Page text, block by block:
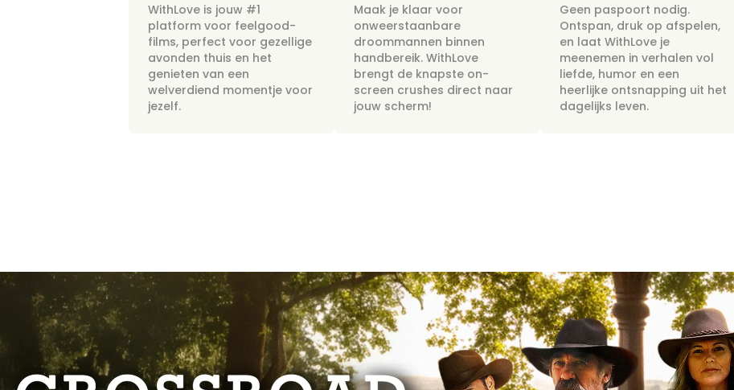
WithLove is jouw #1
platform voor feelgood-
films, perfect voor gezellige
avonden thuis en het
genieten van een
welverdiend momentje voor
jezelf.
Maak je klaar voor
onweerstaanbare
droommannen binnen
handbereik. WithLove
brengt de knapste on-
screen crushes direct naar
jouw scherm!
Geen paspoort nodig.
Ontspan, druk op afspelen,
en laat WithLove je
meenemen in verhalen vol
liefde, humor en een
heerlijke ontsnapping uit het
dagelijks leven.